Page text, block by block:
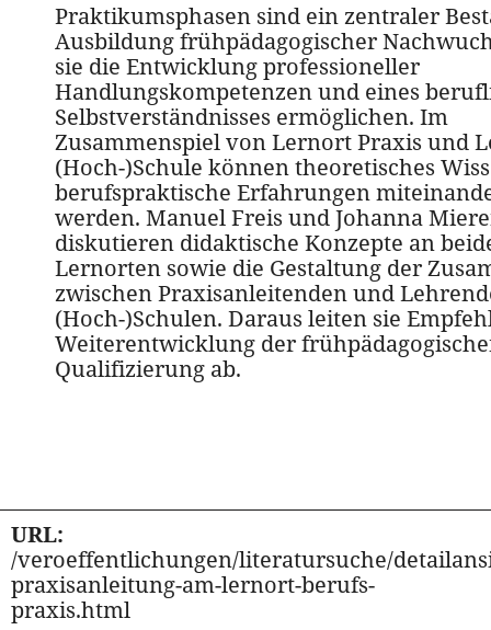
Praktikumsphasen sind ein zentraler
Ausbildung frühpädagogischer
sie die Entwicklung professioneller
Handlungskompetenzen und eines
Selbstverständnisses ermöglichen. Im
Zusammenspiel von Lernort Praxis und
(Hoch-)Schule können theoretisches
berufspraktische Erfahrungen
werden. Manuel Freis und Johanna
diskutieren didaktische Konzepte an
Lernorten sowie die Gestaltung der
zwischen Praxisanleitenden und
(Hoch-)Schulen. Daraus leiten sie
Weiterentwicklung der
Qualifizierung ab.
URL:
/veroeffentlichungen/literatursuche/
praxisanleitung-am-lernort-berufs-
praxis.html